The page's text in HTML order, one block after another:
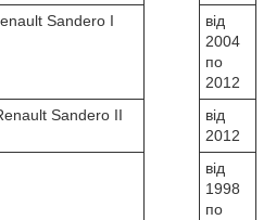
Sandero I
від
2004
по
2012
Sandero II
від
2012
від
1998
по